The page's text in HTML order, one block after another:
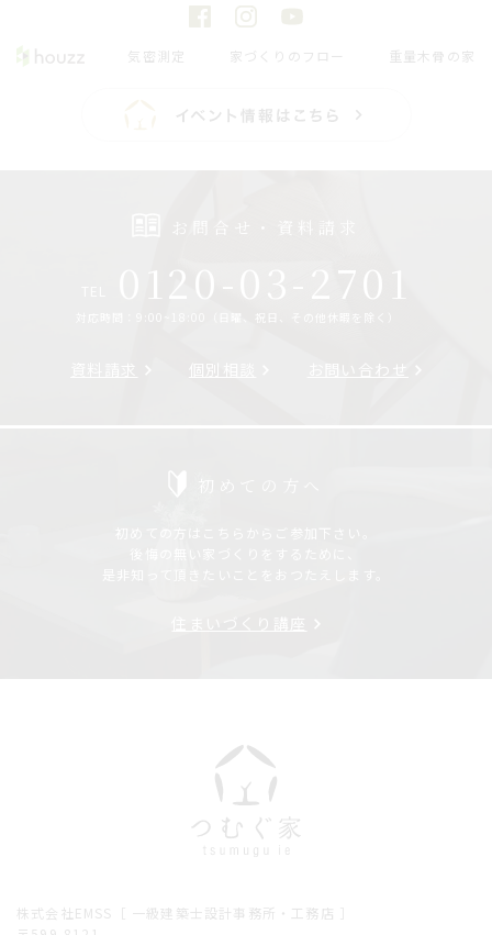
気密測定 家づくりのフロー 重量木骨の家
お問合せ・資料請求
0120-03-2701
対応時間：9:00~18:00（日曜、祝日、その他休暇を除く）
個別相談 お問い合わせ
株式会社EMSS［ 一級建築士設計事務所・工務店 ］